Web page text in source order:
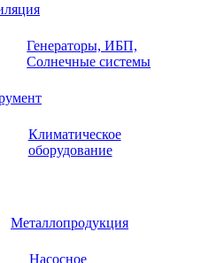
Генераторы, ИБП,
Солнечные системы
Климатическое
оборудование
Металлопродукция
Насосное